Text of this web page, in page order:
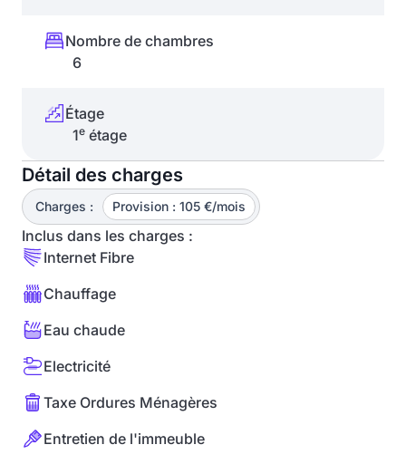
Nombre de chambres
6
Étage
1e étage
Détail des charges
Charges : Provision : 105 €/mois
Inclus dans les charges :
Internet Fibre
Chauffage
Eau chaude
Electricité
Taxe Ordures Ménagères
Entretien de l'immeuble